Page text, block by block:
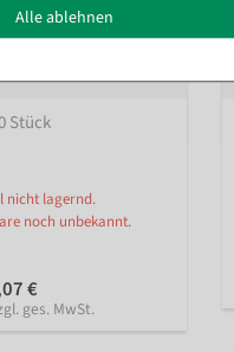
Stück
nicht lagernd.
noch unbekannt.
€
ges. MwSt.
Alle ablehnen